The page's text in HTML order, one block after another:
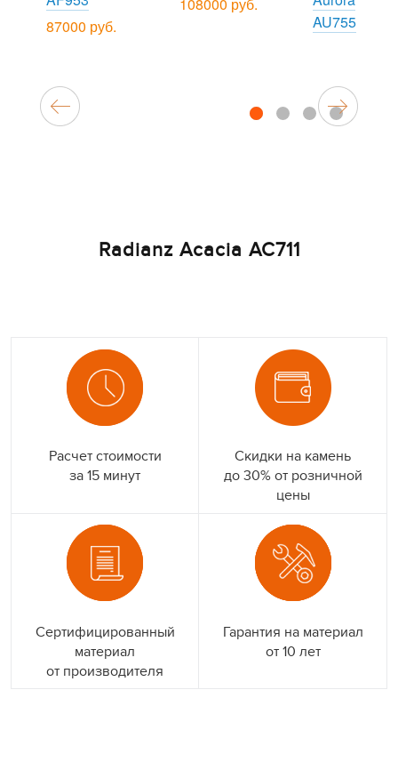
87000 руб.
108000 руб.
AU755
1 2 3 4
Radianz Acacia AC711
Расчет стоимости
за 15 минут
Скидки на камень
до 30% от розничной
цены
Сертифицированный
материал
от производителя
Гарантия на материал
от 10 лет